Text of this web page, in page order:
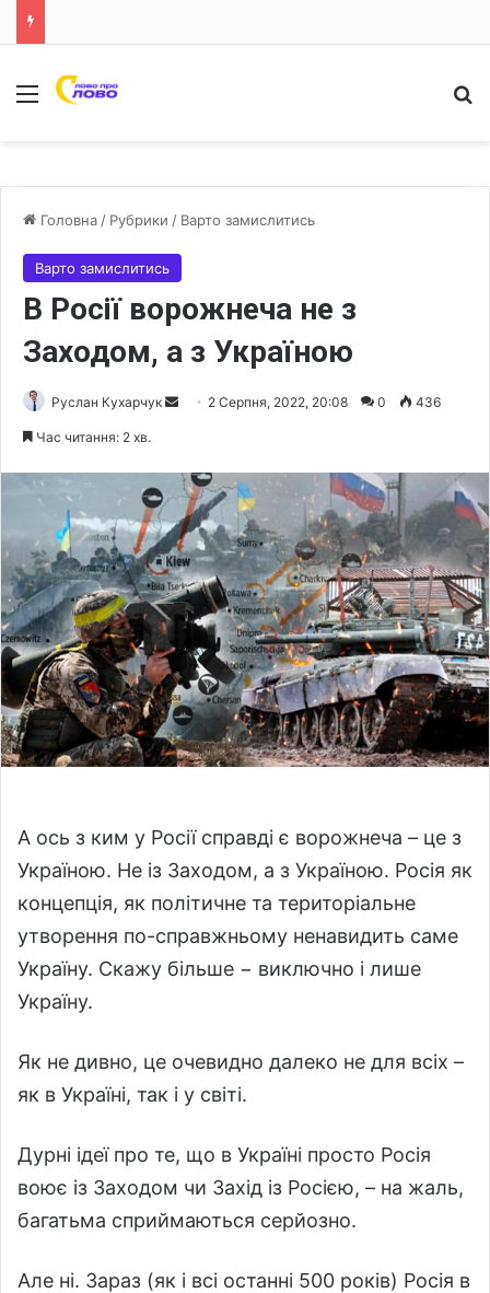
Меню
Головна / Рубрики / Варто замислитись
Варто замислитись
В Росії ворожнеча не з
Заходом, а з Україною
Руслан Кухарчук
d
n
e
m
a
2 Серпня, 2022, 20:08 0 436
Час читання: 2 хв.
А ось з ким у Росії справді є ворожнеча – це з
Україною. Не із Заходом, а з Україною. Росія як
концепція, як політичне та територіальне
утворення по-справжньому ненавидить саме
Україну. Скажу більше − виключно і лише
Україну.
Як не дивно, це очевидно далеко не для всіх –
як в Україні, так і у світі.
Дурні ідеї про те, що в Україні просто Росія
воює із Заходом чи Захід із Росією, – на жаль,
багатьма сприймаються серйозно.
Але ні. Зараз (як і всі останні 500 років) Росія в